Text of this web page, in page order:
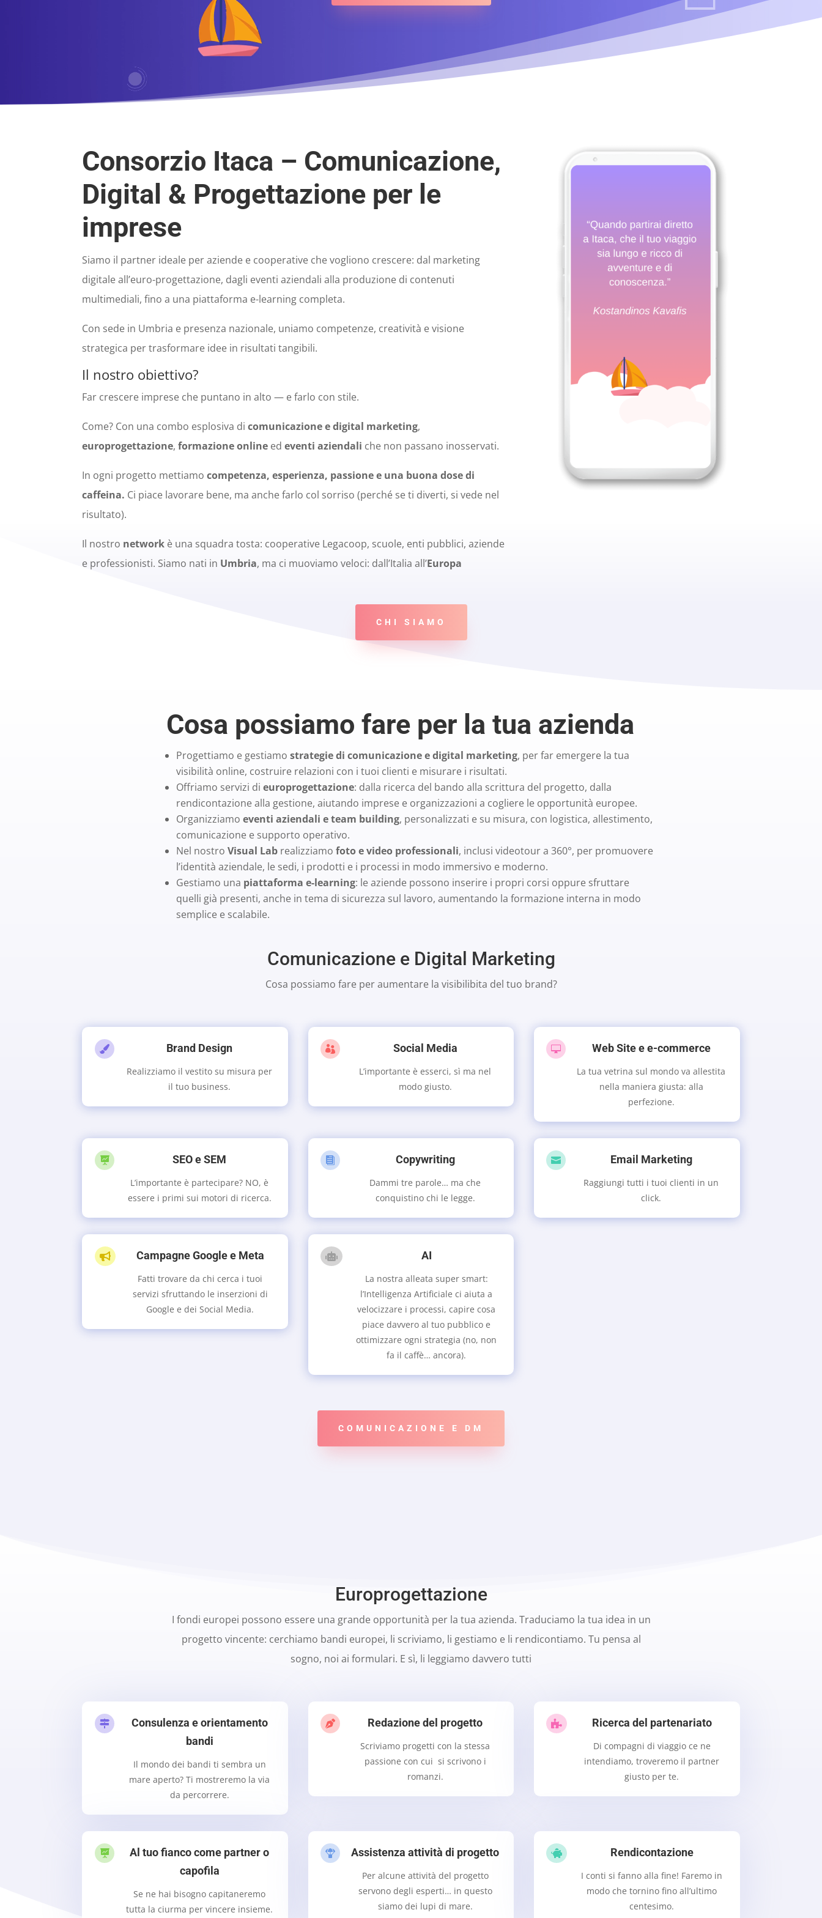
Consorzio Itaca – Comunicazione,
Digital & Progettazione per le
imprese
Siamo il partner ideale per aziende e cooperative che vogliono crescere: dal marketing
digitale all’euro-progettazione, dagli eventi aziendali alla produzione di contenuti
multimediali, fino a una piattaforma e-learning completa.
Con sede in Umbria e presenza nazionale, uniamo competenze, creatività e visione
strategica per trasformare idee in risultati tangibili.
Il nostro obiettivo?
Far crescere imprese che puntano in alto — e farlo con stile.
Come? Con una combo esplosiva dicomunicazione e digital marketing,
europrogettazione,formazione online edeventi aziendali che non passano inosservati.
In ogni progetto mettiamocompetenza, esperienza, passione e una buona dose di
caffeina. Ci piace lavorare bene, ma anche farlo col sorriso (perché se ti diverti, si vede nel
risultato).
Il nostro network è una squadra tosta: cooperative Legacoop, scuole, enti pubblici, aziende
e professionisti. Siamo nati in Umbria, ma ci muoviamo veloci: dall’Italia all’Europa
CHI SIAMO
Cosa possiamo fare per la tua azienda
Progettiamo e gestiamo strategie di comunicazione e digital marketing, per far emergere la tua
visibilità online, costruire relazioni con i tuoi clienti e misurare i risultati.
Offriamo servizi di europrogettazione: dalla ricerca del bando alla scrittura del progetto, dalla
rendicontazione alla gestione, aiutando imprese e organizzazioni a cogliere le opportunità europee.
Organizziamo eventi aziendali e team building, personalizzati e su misura, con logistica, allestimento,
comunicazione e supporto operativo.
Nel nostro Visual Lab realizziamo foto e video professionali, inclusi videotour a 360°, per promuovere
l’identità aziendale, le sedi, i prodotti e i processi in modo immersivo e moderno.
Gestiamo una piattaforma e-learning: le aziende possono inserire i propri corsi oppure sfruttare
quelli già presenti, anche in tema di sicurezza sul lavoro, aumentando la formazione interna in modo
semplice e scalabile.
Comunicazione e Digital Marketing
Cosa possiamo fare per aumentare la visibilibita del tuo brand?
 Brand Design
Realizziamo il vestito su misura per
il tuo business.
 Social Media
L’importante è esserci, sì ma nel
modo giusto.
 Web Site e e-commerce
La tua vetrina sul mondo va allestita
nella maniera giusta: alla
perfezione.
 SEO e SEM
L’importante è partecipare? NO, è
essere i primi sui motori di ricerca.
 Copywriting
Dammi tre parole… ma che
conquistino chi le legge.
 Email Marketing
Raggiungi tutti i tuoi clienti in un
click.
 Campagne Google e Meta
Fatti trovare da chi cerca i tuoi
servizi sfruttando le inserzioni di
Google e dei Social Media.
 AI
La nostra alleata super smart:
l’Intelligenza Artificiale ci aiuta a
velocizzare i processi, capire cosa
piace davvero al tuo pubblico e
ottimizzare ogni strategia (no, non
fa il caffè… ancora).
COMUNICAZIONE E DM
Europrogettazione
I fondi europei possono essere una grande opportunità per la tua azienda. Traduciamo la tua idea in un
progetto vincente: cerchiamo bandi europei, li scriviamo, li gestiamo e li rendicontiamo. Tu pensa al
sogno, noi ai formulari. E sì, li leggiamo davvero tutti

Consulenza e orientamento
bandi
Il mondo dei bandi ti sembra un
mare aperto? Ti mostreremo la via
da percorrere.
 Redazione del progetto
Scriviamo progetti con la stessa
passione con cui si scrivono i
romanzi.
 Ricerca del partenariato
Di compagni di viaggio ce ne
intendiamo, troveremo il partner
giusto per te.

Al tuo fianco come partner o
capofila
Se ne hai bisogno capitaneremo
tutta la ciurma per vincere insieme.
 Assistenza attività di progetto
Per alcune attività del progetto
servono degli esperti… in questo
siamo dei lupi di mare.
 Rendicontazione
I conti si fanno alla fine! Faremo in
modo che tornino fino all’ultimo
centesimo.